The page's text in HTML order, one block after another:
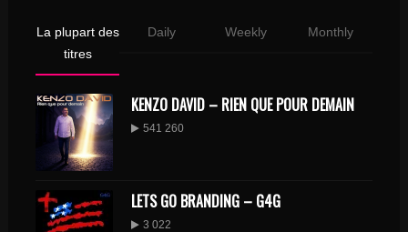
La plupart des
titres
Daily Weekly Monthly
KENZO DAVID – RIEN QUE POUR DEMAIN
541 260
LETS GO BRANDING – G4G
3 022